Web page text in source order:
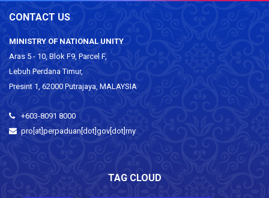
CONTACT US
MINISTRY OF NATIONAL UNITY
Aras 5 - 10, Blok F9, Parcel F,
Lebuh Perdana Timur,
Presint 1, 62000 Putrajaya, MALAYSIA
+603-8091 8000
pro[at]perpaduan[dot]gov[dot]my
TAG CLOUD